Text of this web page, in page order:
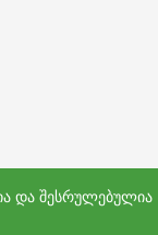
და შესრულებულია